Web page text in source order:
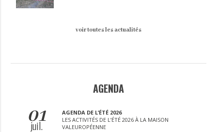
voir toutes les actualités
AGENDA
01
juil.
AGENDA DE L’ÉTÉ 2026
LES ACTIVITÉS DE L’ÉTÉ 2026 À LA MAISON
VALEUROPÉENNE